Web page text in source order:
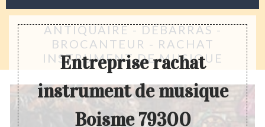
ANTIQUAIRE - DÉBARRAS -
BROCANTEUR - RACHAT
INSTRUMENT DE MUSIQUE
Entreprise rachat
instrument de musique
Boisme 79300